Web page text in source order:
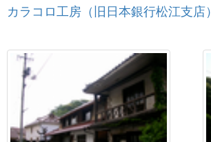
カラコロ工房（旧日本銀行松江支店